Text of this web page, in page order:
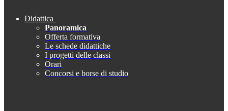
Didattica
Panoramica
Offerta formativa
Le schede didattiche
I progetti delle classi
Orari
Concorsi e borse di studio